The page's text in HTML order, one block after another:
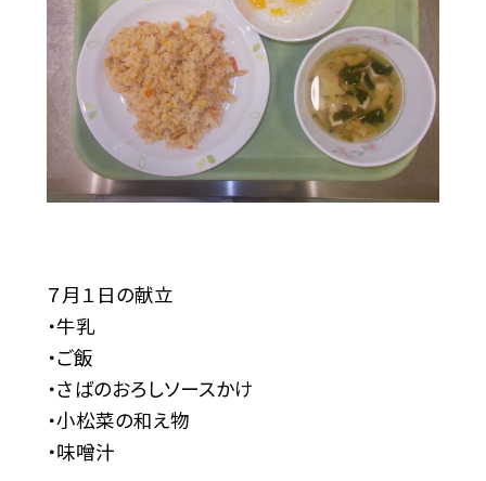
７月１日の献立
・牛乳
・ご飯
・さばのおろしソースかけ
・小松菜の和え物
・味噌汁